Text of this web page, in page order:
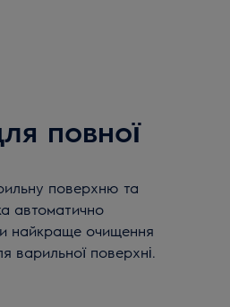
повної
поверхню та
автоматично
найкраще очищення
варильної поверхні.